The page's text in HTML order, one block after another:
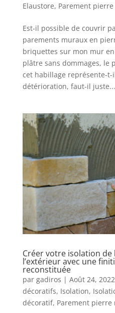
Elaustore, Parement
Est-il possible de couvrir
parements muraux en
briquettes sur mon mur
plâtre sans dommages, le
cet habillage représente-
détérioration, faut-il juste...
Créer votre isolation
l’extérieur avec une
reconstituée
par gadiros | Août 24, 2022
décoratifs, Isolation,
décoratif, Parement pierre